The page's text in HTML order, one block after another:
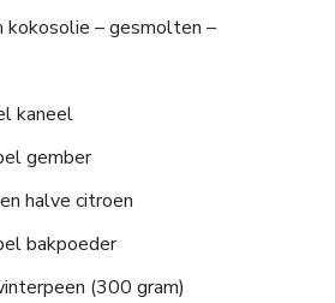
kokosolie – gesmolten –
kaneel
gember
halve citroen
bakpoeder
(300 gram)